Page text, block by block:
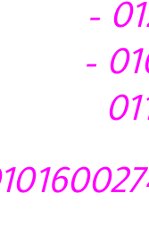
01210403676 –
01028285295 –